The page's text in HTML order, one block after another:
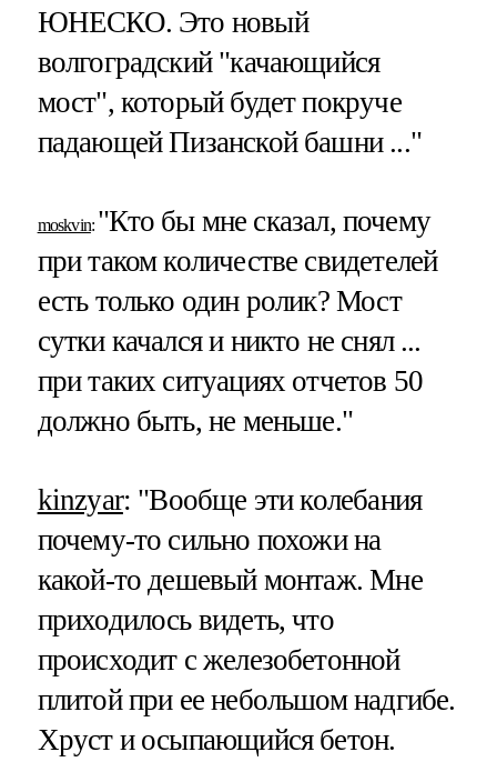
ЮНЕСКО. Это новый
волгоградский "качающийся
мост", который будет покруче
падающей Пизанской башни ..."
moskvin: "Кто бы мне сказал, почему
при таком количестве свидетелей
есть только один ролик? Мост
сутки качался и никто не снял ...
при таких ситуациях отчетов 50
должно быть, не меньше."
kinzyar: "Вообще эти колебания
почему-то сильно похожи на
какой-то дешевый монтаж. Мне
приходилось видеть, что
происходит с железобетонной
плитой при ее небольшом надгибе.
Хруст и осыпающийся бетон.